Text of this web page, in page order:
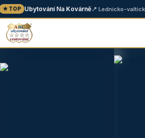
★ TOP Ubytování Na Kovárně📍 Lednicko-